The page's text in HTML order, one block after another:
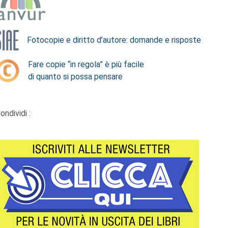
Fotocopie e diritto d’autore: domande e risposte
Fare copie “in regola” è più facile
di quanto si possa pensare
: